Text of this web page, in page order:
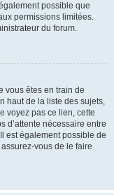
possible que
permissions limitées.
du forum.
vous êtes en train de
haut de la liste des sujets,
voyez pas ce lien, cette
d’attente nécessaire entre
est également possible de
vous de le faire